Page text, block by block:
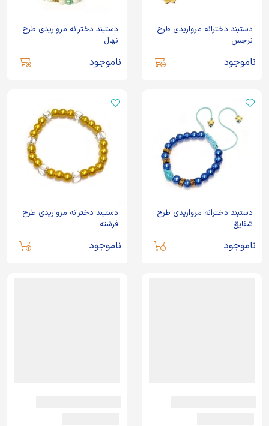
دستبند دخترانه مرواریدی طرح
نرجس
ناموجود
دستبند دخترانه مرواریدی طرح
نهال
ناموجود
دستبند دخترانه مرواریدی طرح
شقایق
ناموجود
دستبند دخترانه مرواریدی طرح
فرشته
ناموجود